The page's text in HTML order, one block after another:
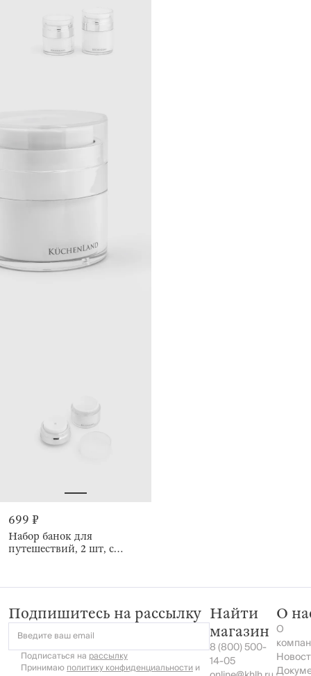
699 ₽
Набор банок для
путешествий, 2 шт, с
Подпишитесь на рассылку
Введите ваш email
Подписаться на рассылку
Принимаюполитику конфиденциальностии
Найти
магазин
8 (800) 500-
14-05
О
О